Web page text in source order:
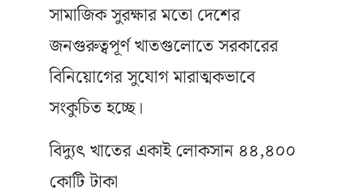
সামাজিক সুরক্ষার মতো দেশের
জনগুরুত্বপূর্ণ খাতগুলোতে সরকারের
বিনিয়োগের সুযোগ মারাত্মকভাবে
সংকুচিত হচ্ছে।
বিদ্যুৎ খাতের একাই লোকসান ৪৪,৪০০
কোটি টাকা